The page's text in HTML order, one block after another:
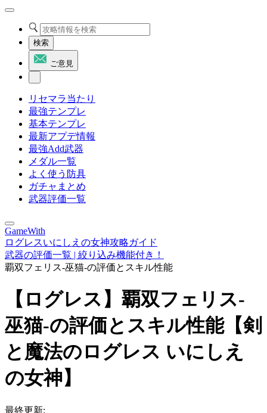
検索
ご意見
リセマラ当たり
最強テンプレ
基本テンプレ
最新アプデ情報
最強Add武器
メダル一覧
よく使う防具
ガチャまとめ
武器評価一覧
GameWith
ログレスいにしえの女神攻略ガイド
武器の評価一覧 | 絞り込み機能付き！
覇双フェリス-巫猫-の評価とスキル性能
【ログレス】覇双フェリス-
巫猫-の評価とスキル性能【剣
と魔法のログレス いにしえ
の女神】
最終更新: